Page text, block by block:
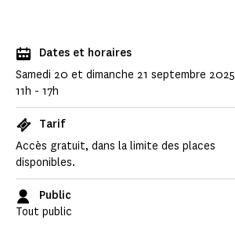
Dates et horaires
Samedi 20 et dimanche 21 septembre 2025
11h - 17h
Tarif
Accès gratuit, dans la limite des places
disponibles.
Public
Tout public